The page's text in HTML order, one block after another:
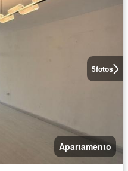
5fotos
Apartamento